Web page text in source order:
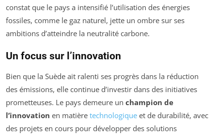
constat que le pays a intensifié l’utilisation des énergies
fossiles, comme le gaz naturel, jette un ombre sur ses
ambitions d’atteindre la neutralité carbone.
Un focus sur l’innovation
Bien que la Suède ait ralenti ses progrès dans la réduction
des émissions, elle continue d’investir dans des initiatives
prometteuses. Le pays demeure un champion de
l’innovation en matière technologique et de durabilité, avec
des projets en cours pour développer des solutions